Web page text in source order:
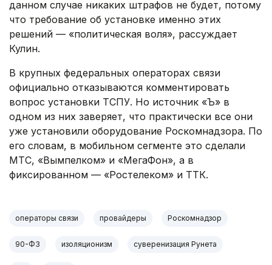
данном случае никаких штрафов не будет, потому
что требование об установке именно этих
решений — «политическая воля», рассуждает
Кулин.
В крупных федеральных операторах связи
официально отказываются комментировать
вопрос установки ТСПУ. Но источник «Ъ» в
одном из них заверяет, что практически все они
уже установили оборудование Роскомнадзора. По
его словам, в мобильном сегменте это сделали
МТС, «Вымпелком» и «МегаФон», а в
фиксированном — «Ростелеком» и ТТК.
операторы связи провайдеры Роскомнадзор
90-ФЗ изоляционизм суверенизация Рунета